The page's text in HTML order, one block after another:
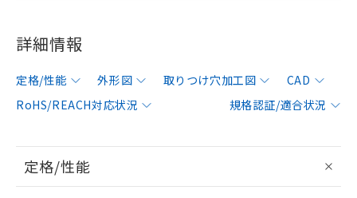
詳細情報
定格/性能 外形図 取りつけ穴加工図
CAD
RoHS/REACH対応状況
規格認証/適合状況
定格/性能